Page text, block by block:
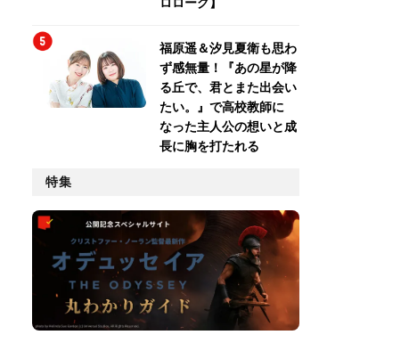
福原遥＆汐見夏衛も思わ
ず感無量！『あの星が降
る丘で、君とまた出会い
たい。』で高校教師に
なった主人公の想いと成
長に胸を打たれる
特集